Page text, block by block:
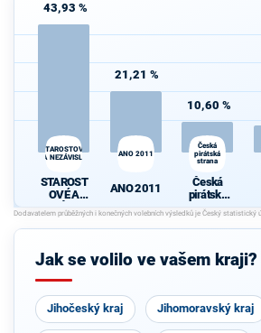
43,93 %
STAROSTOVÉ
A NEZÁVISLÍ
STAROST
OVÉ A
NEZÁVISL
Í
21,21 %
ANO 2011
ANO 2011
10,60 %
Česká
pirátská
strana
Česká
pirátská
strana
Jak se volilo ve vašem kraji?
Jihočeský kraj Jihomoravský kraj